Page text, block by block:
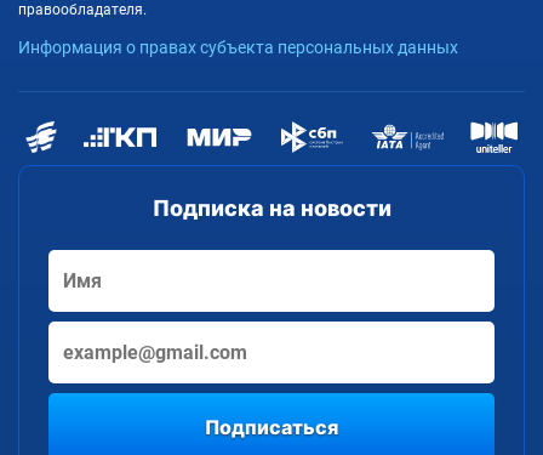
Подписка на новости
Подписаться
правообладателя.
Информация о правах субъекта персональных данных